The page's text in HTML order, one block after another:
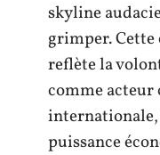
skyline
grimper.
reflète la
comme acteur
puissance